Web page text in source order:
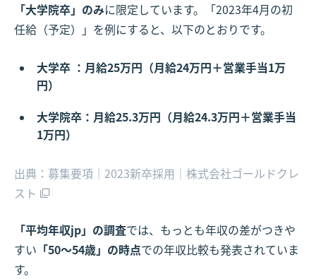
「大学院卒」のみに限定しています。「2023年4月の初
任給（予定）」を例にすると、以下のとおりです。
大学卒 ：月給25万円（月給24万円＋営業手当1万
円）
大学院卒：月給25.3万円（月給24.3万円＋営業手当
1万円）
出典：募集要項｜2023新卒採用｜株式会社ゴールドクレ
スト
「平均年収jp」の調査では、もっとも年収の差がつきや
すい 「50〜54歳」の時点での年収比較も発表されていま
す。